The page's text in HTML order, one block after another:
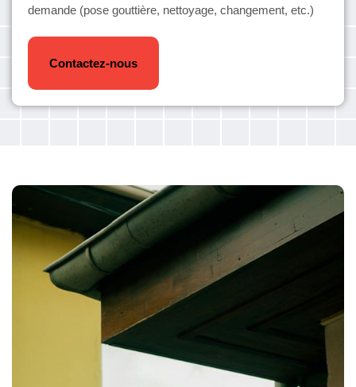
demande (pose gouttière, nettoyage, changement, etc.)
Contactez-nous